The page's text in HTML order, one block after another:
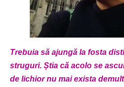
Trebuia să ajungă la fosta
struguri. Știa că acolo se
de lichior nu mai exista